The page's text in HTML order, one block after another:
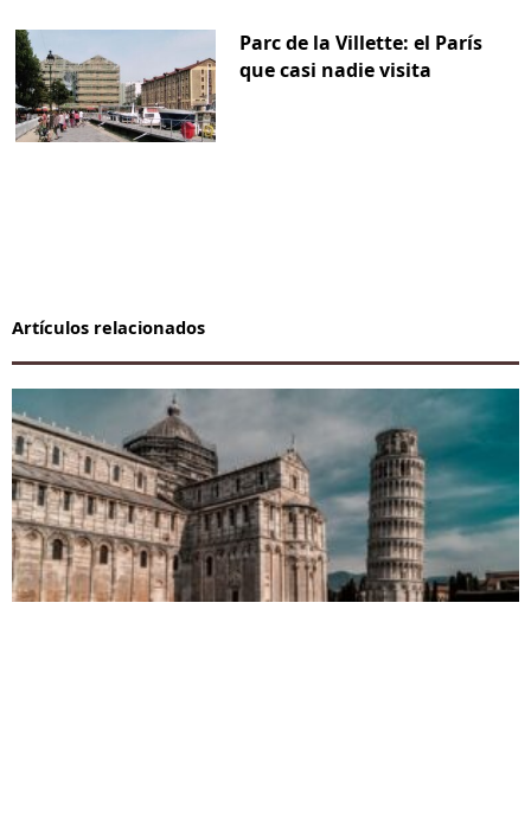
Parc de la Villette: el París
que casi nadie visita
Artículos relacionados